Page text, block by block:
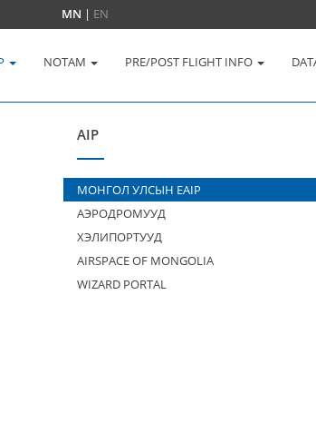
MN | EN
NOTAM PRE/POST FLIGHT INFO
AIP
МОНГОЛ УЛСЫН EAIP
АЭРОДРОМУУД
ХЭЛИПОРТУУД
AIRSPACE OF MONGOLIA
WIZARD PORTAL